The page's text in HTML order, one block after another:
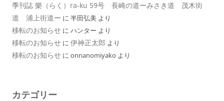
季刊誌 樂（らく）ra-ku 59号 長崎の道ーみさき道 茂木街
道 浦上街道ー に 半田弘美 より
移転のお知らせ に ハンター より
移転のお知らせ に 伊神正太郎 より
移転のお知らせ に onnanomiyako より
カテゴリー